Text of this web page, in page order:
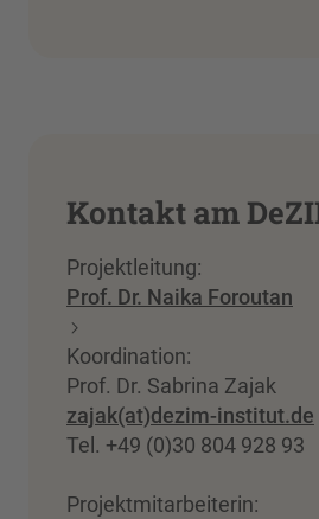
Kontakt am
Projektleitung:
Prof. Dr. Naika Foroutan
Koordination:
Prof. Dr. Sabrina Zajak
zajak(at)dezim-institut.de
Tel. +49 (0)30 804 928 93
Projektmitarbeiterin: